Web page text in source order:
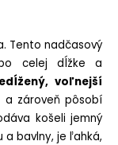
Tento nadčasový
celej dĺžke a
voľnejší
a zároveň pôsobí
košeli jemný
a bavlny, je ľahká,